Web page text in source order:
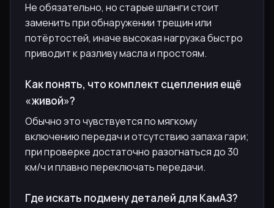
Не обязательно, но старые шланги стоит
заменить при обнаружении трещин или
потёртостей, иначе высокая нагрузка быстро
приводит к разливу масла и простоям.
Как понять, что комплект сцепления ещё
«живой»?
Обычно это чувствуется по мягкому
включению передач и отсутствию запаха гари;
при проверке достаточно разогнаться до 30
км/ч и плавно переключать передачи.
Где искать подмену деталей для КамАЗ?